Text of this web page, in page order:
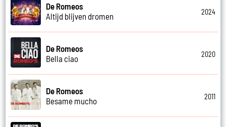
De Romeos
Altijd blijven dromen
2024
De Romeos
Bella ciao
2020
De Romeos
Besame mucho
2011